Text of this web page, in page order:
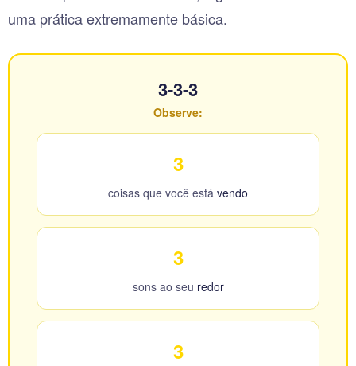
uma prática extremamente básica.
3-3-3
Observe:
3
coisas que você está vendo
3
sons ao seu redor
3